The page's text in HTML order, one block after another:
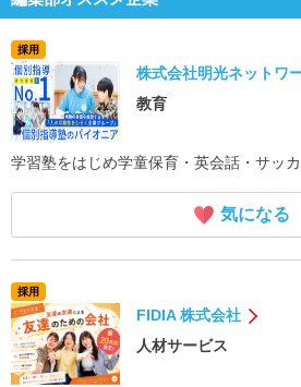
採用
株式会社明光ネットワ
教育
学習塾をはじめ学童保育・英会話・サッ
気になる
採用
FIDIA 株式会社
人材サービス